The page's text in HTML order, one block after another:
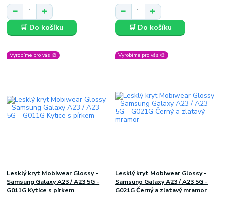
🛒 Do košíku 🛒 Do košíku
Vyrobíme pro vás 🎨
Lesklý kryt Mobiwear Glossy -
Samsung Galaxy A23 / A23 5G -
G011G Kytice s pírkem
Vyrobíme pro vás 🎨
Lesklý kryt Mobiwear Glossy -
Samsung Galaxy A23 / A23 5G -
G021G Černý a zlatavý mramor